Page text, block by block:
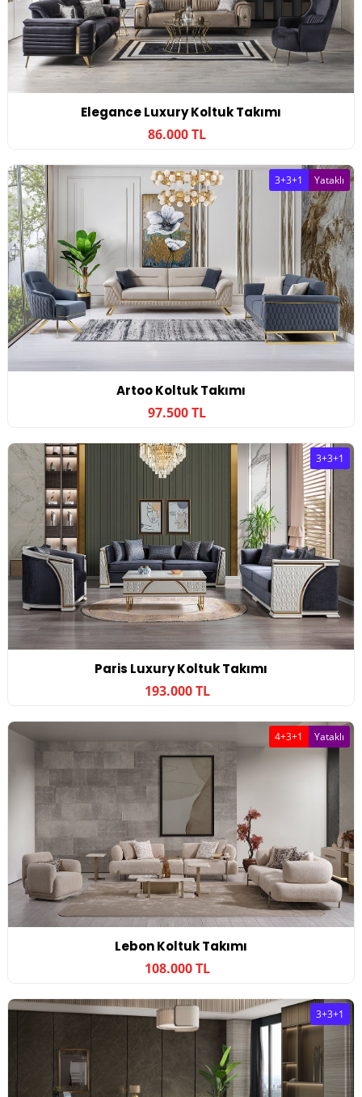
Elegance Luxury Koltuk Takımı
86.000 TL
Artoo Koltuk Takımı
97.500 TL
3+3+1 Yataklı
Paris Luxury Koltuk Takımı
193.000 TL
3+3+1
Lebon Koltuk Takımı
108.000 TL
4+3+1 Yataklı
3+3+1